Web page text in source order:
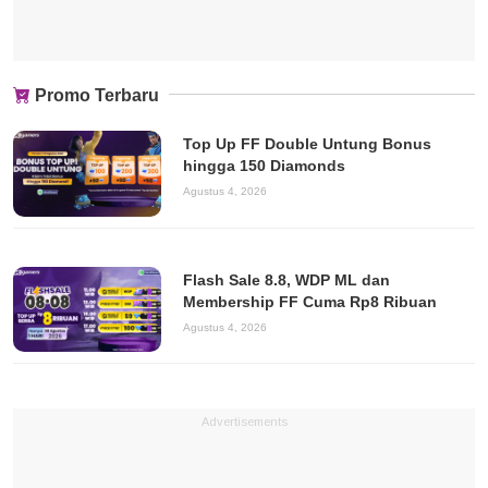
Promo Terbaru
Top Up FF Double Untung Bonus
hingga 150 Diamonds
Agustus 4, 2026
Flash Sale 8.8, WDP ML dan
Membership FF Cuma Rp8 Ribuan
Agustus 4, 2026
Advertisements